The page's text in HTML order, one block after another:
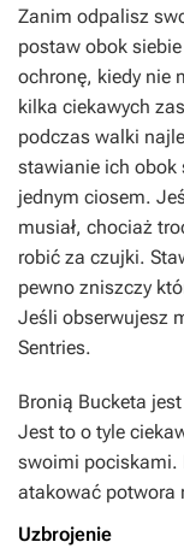
Zanim odpalisz
postaw obok
ochronę, kiedy nie
kilka ciekawych
podczas walki
stawianie ich obok
jednym ciosem.
musiał, chociaż
robić za czujki.
pewno zniszczy
Jeśli obserwujesz
Sentries.
Bronią Bucketa
Jest to o tyle
swoimi pociskami.
atakować potwora
Uzbrojenie